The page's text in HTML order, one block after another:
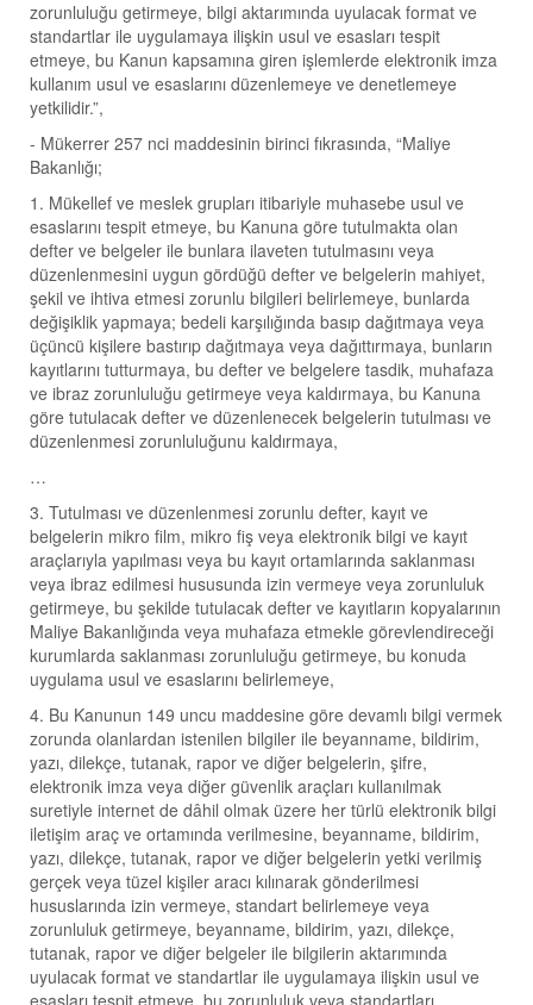
zorunluluğu getirmeye, bilgi aktarımında uyulacak format ve
standartlar ile uygulamaya ilişkin usul ve esasları tespit
etmeye, bu Kanun kapsamına giren işlemlerde elektronik imza
kullanım usul ve esaslarını düzenlemeye ve denetlemeye
yetkilidir.”,
- Mükerrer 257 nci maddesinin birinci fıkrasında, “Maliye
Bakanlığı;
1. Mükellef ve meslek grupları itibariyle muhasebe usul ve
esaslarını tespit etmeye, bu Kanuna göre tutulmakta olan
defter ve belgeler ile bunlara ilaveten tutulmasını veya
düzenlenmesini uygun gördüğü defter ve belgelerin mahiyet,
şekil ve ihtiva etmesi zorunlu bilgileri belirlemeye, bunlarda
değişiklik yapmaya; bedeli karşılığında basıp dağıtmaya veya
üçüncü kişilere bastırıp dağıtmaya veya dağıttırmaya, bunların
kayıtlarını tutturmaya, bu defter ve belgelere tasdik, muhafaza
ve ibraz zorunluluğu getirmeye veya kaldırmaya, bu Kanuna
göre tutulacak defter ve düzenlenecek belgelerin tutulması ve
düzenlenmesi zorunluluğunu kaldırmaya,
…
3. Tutulması ve düzenlenmesi zorunlu defter, kayıt ve
belgelerin mikro film, mikro fiş veya elektronik bilgi ve kayıt
araçlarıyla yapılması veya bu kayıt ortamlarında saklanması
veya ibraz edilmesi hususunda izin vermeye veya zorunluluk
getirmeye, bu şekilde tutulacak defter ve kayıtların kopyalarının
Maliye Bakanlığında veya muhafaza etmekle görevlendireceği
kurumlarda saklanması zorunluluğu getirmeye, bu konuda
uygulama usul ve esaslarını belirlemeye,
4. Bu Kanunun 149 uncu maddesine göre devamlı bilgi vermek
zorunda olanlardan istenilen bilgiler ile beyanname, bildirim,
yazı, dilekçe, tutanak, rapor ve diğer belgelerin, şifre,
elektronik imza veya diğer güvenlik araçları kullanılmak
suretiyle internet de dâhil olmak üzere her türlü elektronik bilgi
iletişim araç ve ortamında verilmesine, beyanname, bildirim,
yazı, dilekçe, tutanak, rapor ve diğer belgelerin yetki verilmiş
gerçek veya tüzel kişiler aracı kılınarak gönderilmesi
hususlarında izin vermeye, standart belirlemeye veya
zorunluluk getirmeye, beyanname, bildirim, yazı, dilekçe,
tutanak, rapor ve diğer belgeler ile bilgilerin aktarımında
uyulacak format ve standartlar ile uygulamaya ilişkin usul ve
esasları tespit etmeye, bu zorunluluk veya standartları